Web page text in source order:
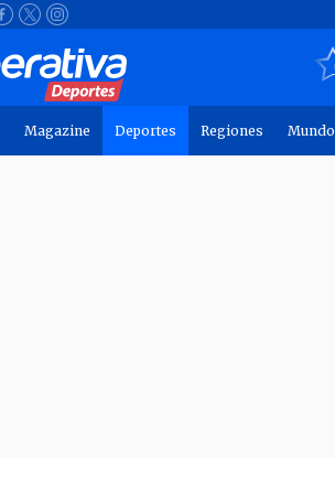
Magazine Deportes Regiones Mundo